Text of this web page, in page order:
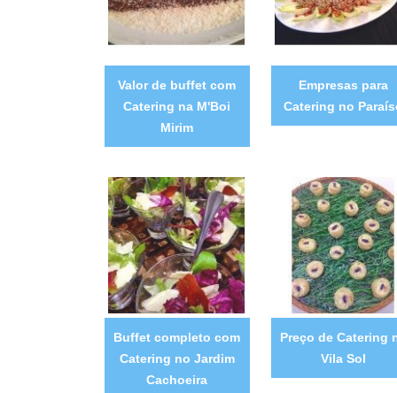
Valor de buffet com
Catering na M'Boi
Mirim
Empresas para
Catering no
Buffet completo com
Catering no Jardim
Cachoeira
Preço de Catering
Vila Sol